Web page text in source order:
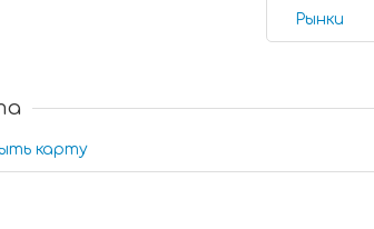
Рынки
карту